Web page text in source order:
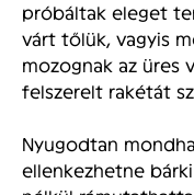
próbáltak eleget
várt tőlük, vagyis
mozognak az üres
felszerelt rakétát
Nyugodtan
ellenkezhetne